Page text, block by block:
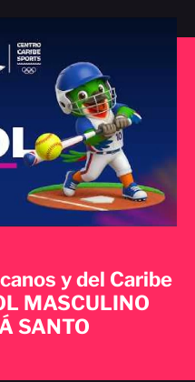
y del Caribe
MASCULINO
SANTO